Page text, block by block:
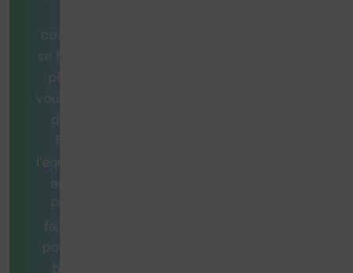
consultants
se feront un
plaisir de
vous aider et
de vous
fournir
l'équipement
adéquat.
Pour ce
faire, nous
posons les
bonnes